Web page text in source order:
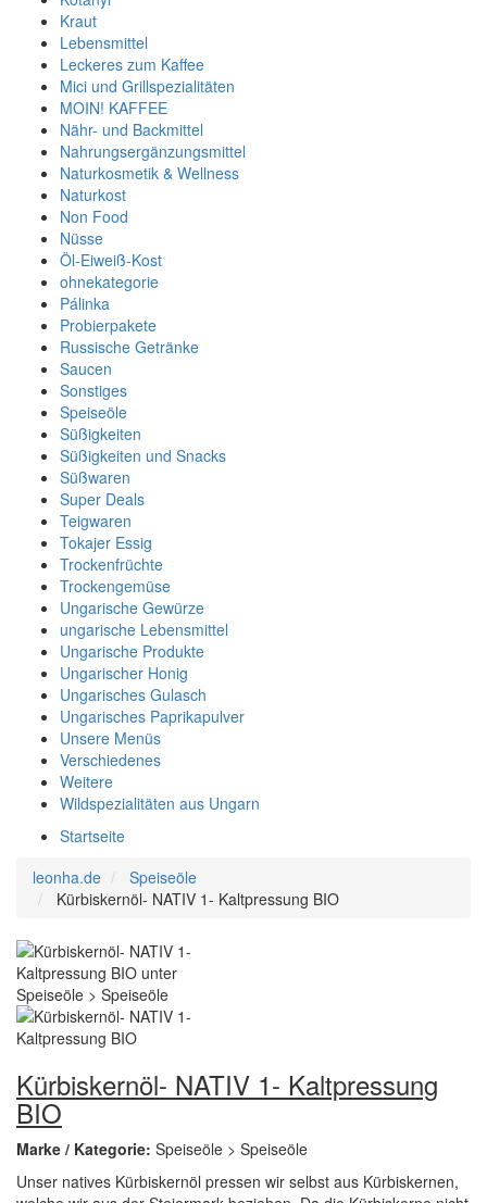
Kraut
Lebensmittel
Leckeres zum Kaffee
Mici und Grillspezialitäten
MOIN! KAFFEE
Nähr- und Backmittel
Nahrungsergänzungsmittel
Naturkosmetik & Wellness
Naturkost
Non Food
Nüsse
Öl-Eiweiß-Kost
ohnekategorie
Pálinka
Probierpakete
Russische Getränke
Saucen
Sonstiges
Speiseöle
Süßigkeiten
Süßigkeiten und Snacks
Süßwaren
Super Deals
Teigwaren
Tokajer Essig
Trockenfrüchte
Trockengemüse
Ungarische Gewürze
ungarische Lebensmittel
Ungarische Produkte
Ungarischer Honig
Ungarisches Gulasch
Ungarisches Paprikapulver
Unsere Menüs
Verschiedenes
Weitere
Wildspezialitäten aus Ungarn
Startseite
leonha.de
Speiseöle
Kürbiskernöl- NATIV 1- Kaltpressung BIO
Kürbiskernöl- NATIV 1- Kaltpressung
BIO
Marke / Kategorie: Speiseöle > Speiseöle
Unser natives Kürbiskernöl pressen wir selbst aus Kürbiskernen,